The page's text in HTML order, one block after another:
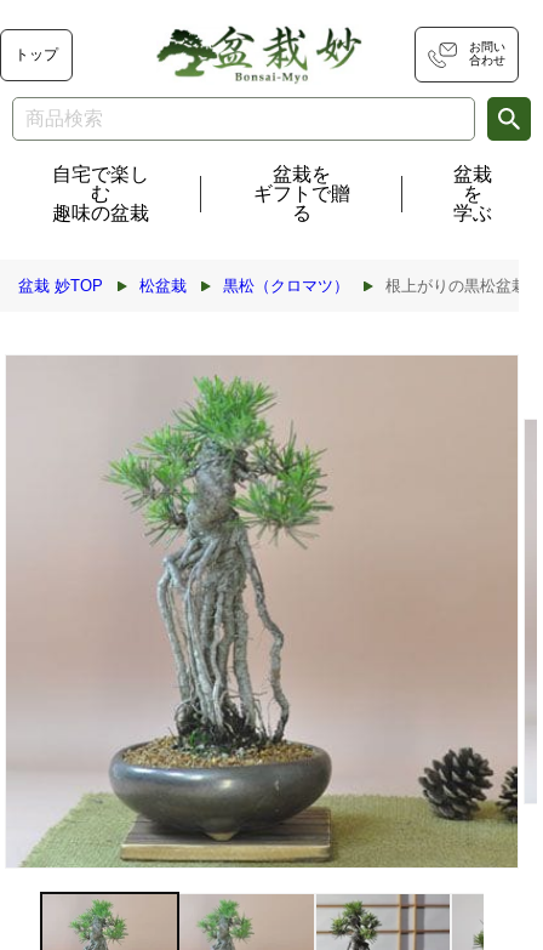
ンツに
進む
トップ
お問い
合わせ
自宅で楽し
む
趣味の盆栽
盆栽を
ギフトで贈
る
盆栽
を
学ぶ
盆栽 妙TOP 松盆栽 黒松（クロマツ） 根上がりの黒松盆栽
商品情